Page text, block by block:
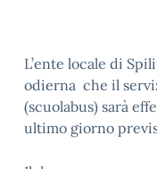
L’ente locale di
odierna che il
(scuolabus) sarà
ultimo giorno